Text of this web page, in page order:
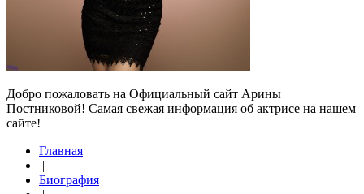
Добро пожаловать на Официальный сайт Арины
Постниковой! Самая свежая информация об актрисе на нашем
сайте!
Главная
|
Биография